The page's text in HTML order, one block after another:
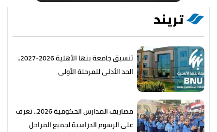
تريند
تنسيق جامعة بنها الأهلية 2026-2027..
الحد الأدنى للمرحلة الأولى
مصاريف المدارس الحكومية 2026.. تعرف
على الرسوم الدراسية لجميع المراحل